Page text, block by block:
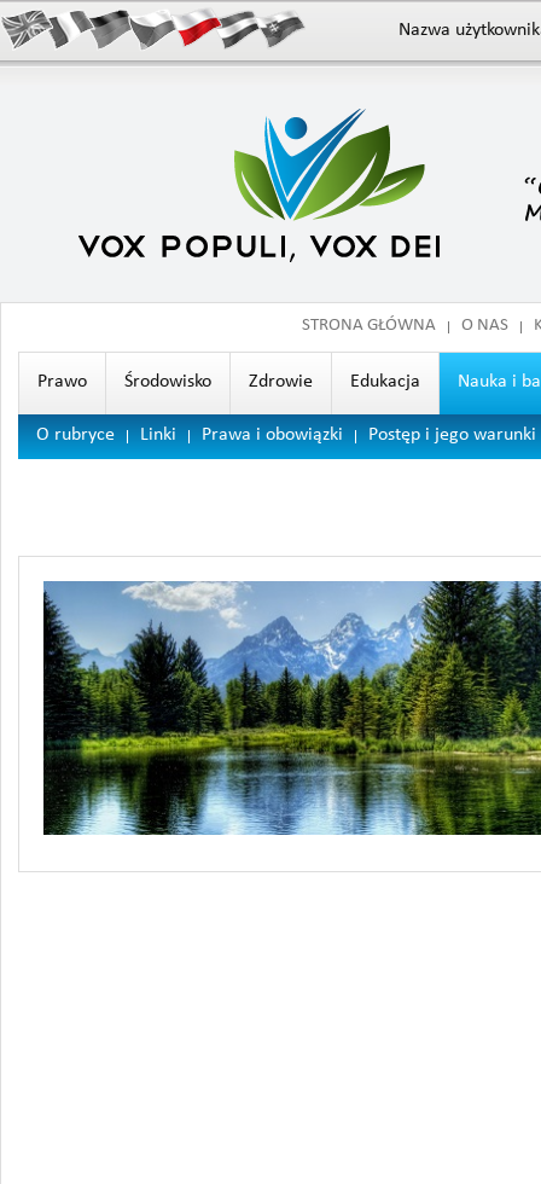
STRONA GŁÓWNA O NAS
Prawo Środowisko Zdrowie Edukacja Nauka i
O rubryce Linki Prawa i obowiązki Postęp i jego warunki
Nazwa